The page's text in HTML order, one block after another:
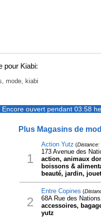
pour Kiabi:
mode, kiabi
Encore ouvert pendant 03:58
Plus Magasins de
1
Action Yutz (Distance:
173 Avenue des
action, animaux
boissons &
beauté, jardin,
2
Entre Copines (
68A Rue des
accessoires,
yutz